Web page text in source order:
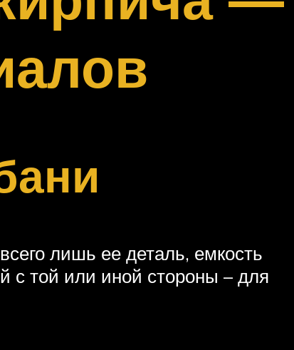
лишь ее деталь, емкость
с той или иной стороны – для